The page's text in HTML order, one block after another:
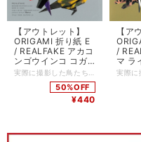
【アウトレット】
ORIGAMI 折り紙 E
/ REALFAKE アカコ
ンゴウインコ コガ
ネメキシコインコ
オニオオハシ
50%OFF
¥440
【ア
/
マ ラ